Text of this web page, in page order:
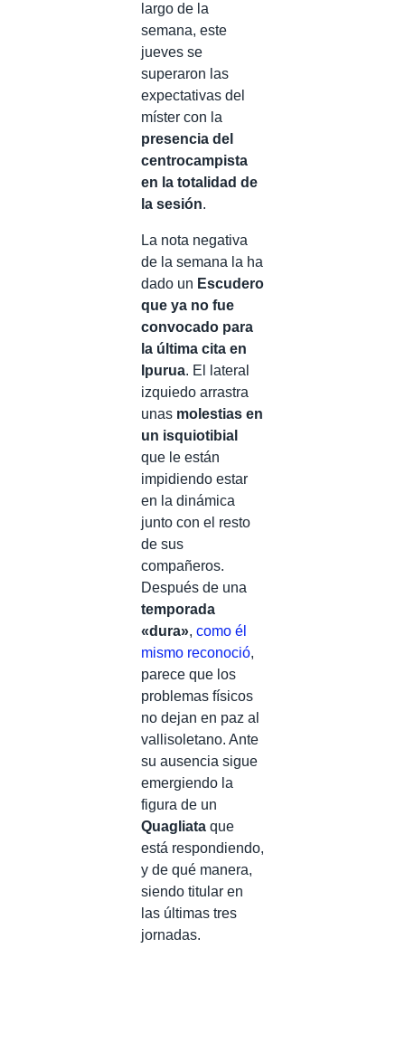
largo de la
semana, este
jueves se
superaron las
expectativas del
míster con la
presencia del
centrocampista
en la totalidad de
la sesión.
La nota negativa
de la semana la ha
dado un Escudero
que ya no fue
convocado para
la última cita en
Ipurua. El lateral
izquiedo arrastra
unas molestias en
un isquiotibial
que le están
impidiendo estar
en la dinámica
junto con el resto
de sus
compañeros.
Después de una
temporada
«dura», como él
mismo reconoció,
parece que los
problemas físicos
no dejan en paz al
vallisoletano. Ante
su ausencia sigue
emergiendo la
figura de un
Quagliata que
está respondiendo,
y de qué manera,
siendo titular en
las últimas tres
jornadas.